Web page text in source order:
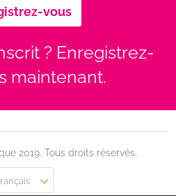
vous
? Enregistrez-
maintenant.
2019. Tous droits réservés.